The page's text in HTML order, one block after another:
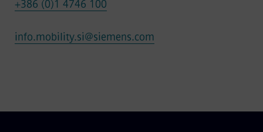
+386 (0)1 4746 100
info.mobility.si@siemens.com